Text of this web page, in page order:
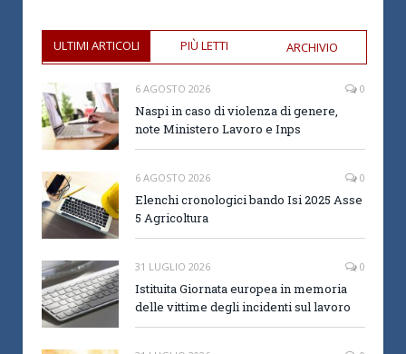
ULTIMI ARTICOLI PIÙ LETTI ARCHIVIO
6 AGOSTO 2026 0
Naspi in caso di violenza di genere,
note Ministero Lavoro e Inps
6 AGOSTO 2026 0
Elenchi cronologici bando Isi 2025 Asse
5 Agricoltura
31 LUGLIO 2026 0
Istituita Giornata europea in memoria
delle vittime degli incidenti sul lavoro